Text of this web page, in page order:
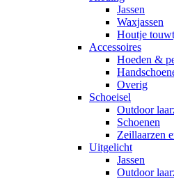
Jassen
Waxjassen
Houtje
Accessoires
Hoeden &
Overig
Schoeisel
Outdoor
Schoenen
Zeillaarzen
Uitgelicht
Jassen
Outdoor